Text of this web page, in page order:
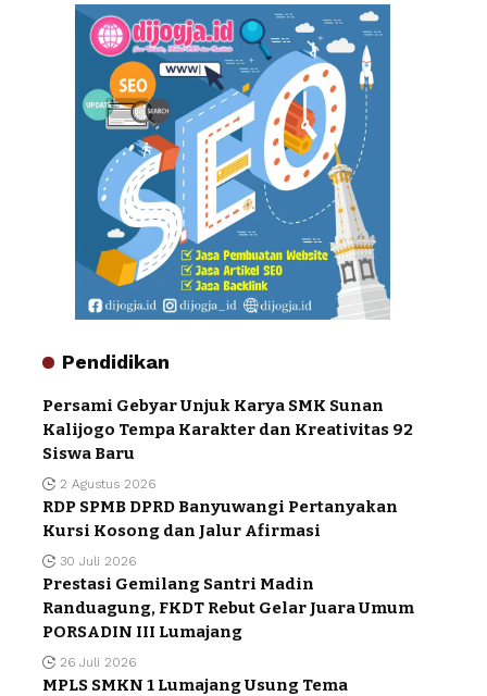
Pendidikan
Persami Gebyar Unjuk Karya SMK Sunan
Kalijogo Tempa Karakter dan Kreativitas 92
Siswa Baru
2 Agustus 2026
RDP SPMB DPRD Banyuwangi Pertanyakan
Kursi Kosong dan Jalur Afirmasi
30 Juli 2026
Prestasi Gemilang Santri Madin
Randuagung, FKDT Rebut Gelar Juara Umum
PORSADIN III Lumajang
26 Juli 2026
MPLS SMKN 1 Lumajang Usung Tema